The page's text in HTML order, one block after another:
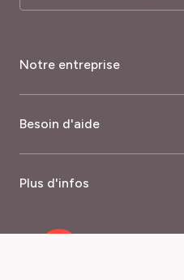
Peu rustique
Notre entreprise
Palmarès du magazine Capital
Besoin d'aide
Quand commander ?
Plus d'infos
Nos garanties